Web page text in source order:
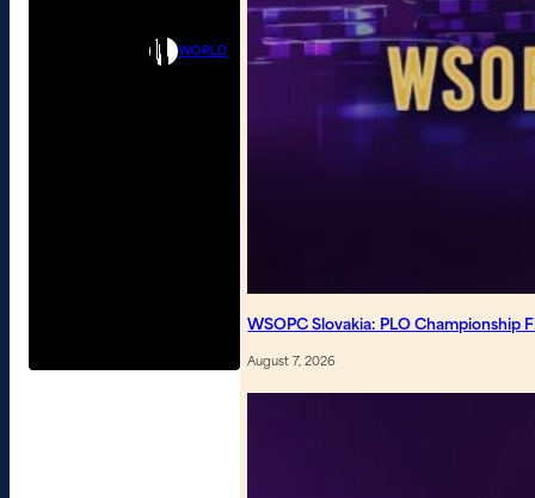
WORLD
WSOPC Slovakia: PLO Championship
August 7, 2026